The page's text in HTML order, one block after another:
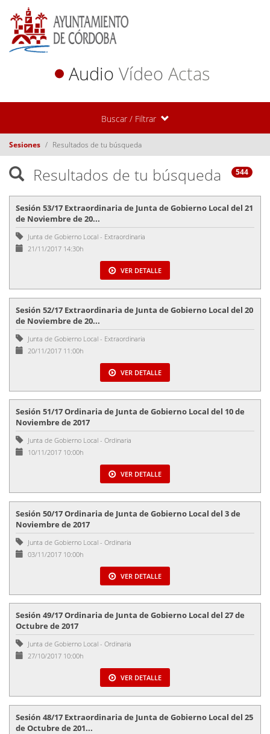
Audio Vídeo Actas
Buscar / Filtrar
Sesiones Resultados de tu búsqueda
Resultados de tu búsqueda 544
Sesión 53/17 Extraordinaria de Junta de Gobierno Local del 21
de Noviembre de 20...
Junta de Gobierno Local - Extraordinaria
21/11/2017 14:30h
VER DETALLE
Sesión 52/17 Extraordinaria de Junta de Gobierno Local del 20
de Noviembre de 20...
Junta de Gobierno Local - Extraordinaria
20/11/2017 11:00h
VER DETALLE
Sesión 51/17 Ordinaria de Junta de Gobierno Local del 10 de
Noviembre de 2017
Junta de Gobierno Local - Ordinaria
10/11/2017 10:00h
VER DETALLE
Sesión 50/17 Ordinaria de Junta de Gobierno Local del 3 de
Noviembre de 2017
Junta de Gobierno Local - Ordinaria
03/11/2017 10:00h
VER DETALLE
Sesión 49/17 Ordinaria de Junta de Gobierno Local del 27 de
Octubre de 2017
Junta de Gobierno Local - Ordinaria
27/10/2017 10:00h
VER DETALLE
Sesión 48/17 Extraordinaria de Junta de Gobierno Local del 25
de Octubre de 201...